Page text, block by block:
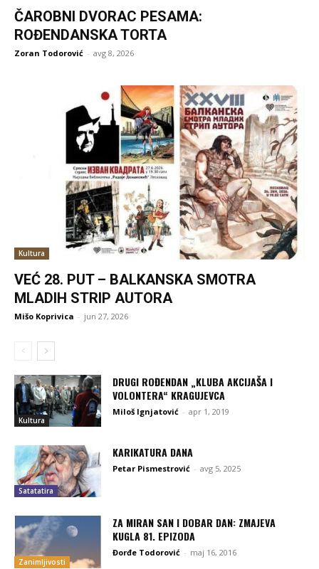
ČAROBNI DVORAC PESAMA:
ROĐENDANSKA TORTA
Zoran Todorović - avg 8, 2026
Kultura
VEĆ 28. PUT – BALKANSKA SMOTRA
MLADIH STRIP AUTORA
Mišo Koprivica - jun 27, 2026
Kultura
DRUGI ROĐENDAN „KLUBA AKCIJAŠA I
VOLONTERA“ KRAGUJEVCA
Miloš Ignjatović - apr 1, 2019
Satatatira
KARIKATURA DANA
Petar Pismestrović - avg 5, 2025
Zanimljivosti
ZA MIRAN SAN I DOBAR DAN: ZMAJEVA
KUGLA 81. EPIZODA
Đorđe Todorović - maj 16, 2016